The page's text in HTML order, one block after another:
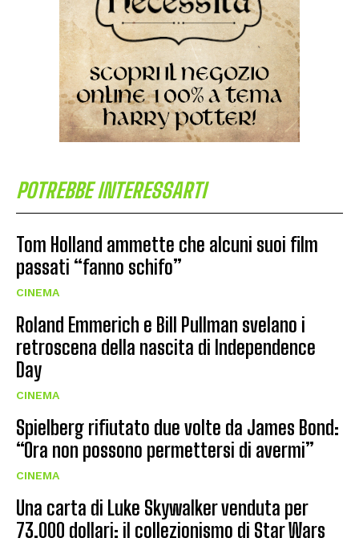
POTREBBE INTERESSARTI
Tom Holland ammette che alcuni suoi film
passati “fanno schifo”
CINEMA
Roland Emmerich e Bill Pullman svelano i
retroscena della nascita di Independence
Day
CINEMA
Spielberg rifiutato due volte da James Bond:
“Ora non possono permettersi di avermi”
CINEMA
Una carta di Luke Skywalker venduta per
73.000 dollari: il collezionismo di Star Wars